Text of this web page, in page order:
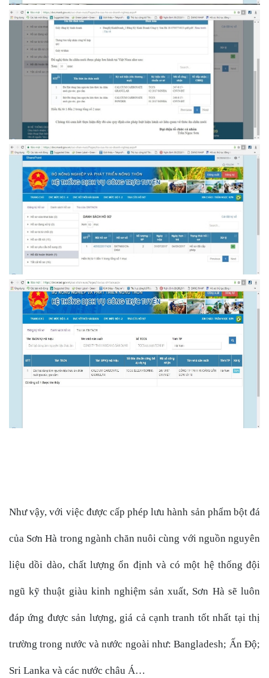
Như vậy, với việc được cấp phép lưu hành sản phẩm bột đá
của Sơn Hà trong ngành chăn nuôi cùng với nguồn nguyên
liệu dồi dào, chất lượng ổn định và có một hệ thống đội
ngũ kỹ thuật giàu kinh nghiệm sản xuất, Sơn Hà sẽ luôn
đáp ứng được sản lượng, giá cả cạnh tranh tốt nhất tại thị
trường trong nước và nước ngoài như: Bangladesh; Ấn Độ;
Sri Lanka và các nước châu Á…